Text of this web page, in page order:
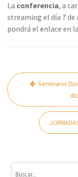
La conferencia, a
streaming el día 7 de
pondrá el enlace en
Navegación
de
entradas
Seminario